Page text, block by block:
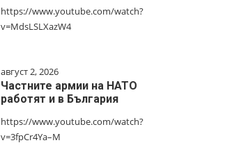
https://www.youtube.com/watch?
v=MdsLSLXazW4
август 2, 2026
Частните армии на НАТО
работят и в България
https://www.youtube.com/watch?
v=3fpCr4Ya–M